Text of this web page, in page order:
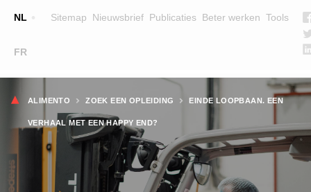
NL
FR
Sitemap Nieuwsbrief Publicaties Beter werken Tools
Main
navigation
LESGEVERS
WIE ZIJN WE
TEAM
Kruimelpad
ALIMENTO ZOEK EEN OPLEIDING EINDE LOOPBAAN. EEN
VERHAAL MET EEN HAPPY END?